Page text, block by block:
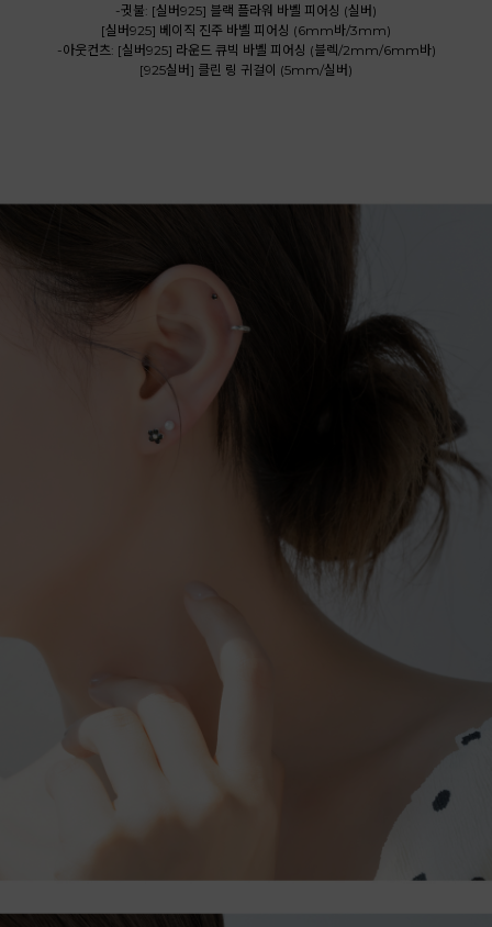
-귓불: [실버925] 블랙 플라워 바벨 피어싱 (실버)
[실버925] 베이직 진주 바벨 피어싱 (6mm바/3mm)
-아웃컨츠: [실버925] 라운드 큐빅 바벨 피어싱 (블렉/2mm/6mm바)
[925실버] 클린 링 귀걸이 (5mm/실버)